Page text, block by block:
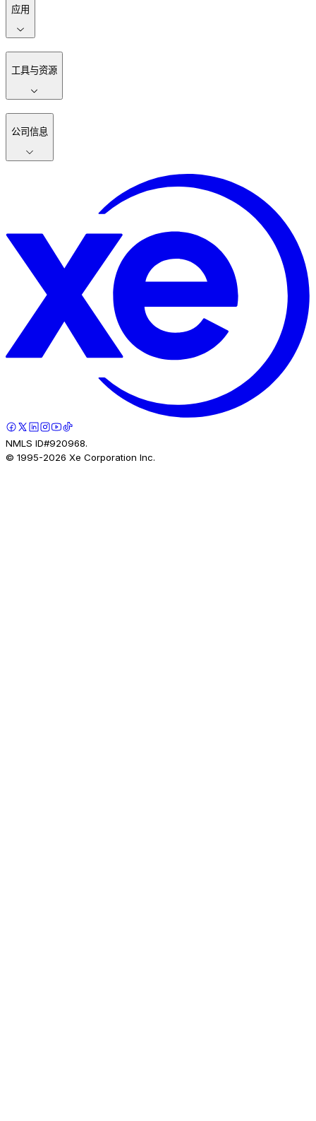
应用
工具与资源
公司信息
NMLS ID#920968.
© 1995-2026 Xe Corporation Inc.